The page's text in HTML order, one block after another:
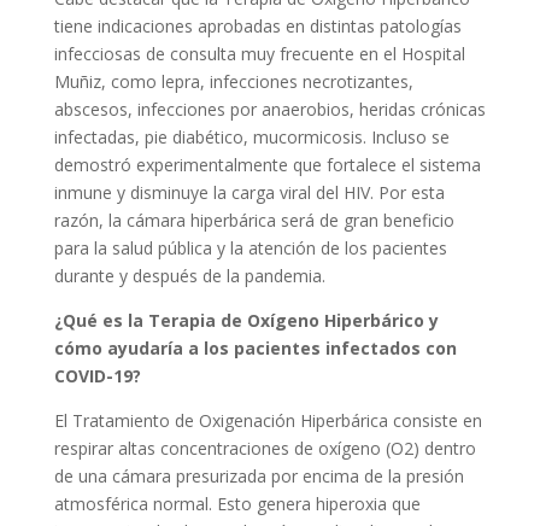
tiene indicaciones aprobadas en distintas patologías
infecciosas de consulta muy frecuente en el Hospital
Muñiz, como lepra, infecciones necrotizantes,
abscesos, infecciones por anaerobios, heridas crónicas
infectadas, pie diabético, mucormicosis. Incluso se
demostró experimentalmente que fortalece el sistema
inmune y disminuye la carga viral del HIV. Por esta
razón, la cámara hiperbárica será de gran beneficio
para la salud pública y la atención de los pacientes
durante y después de la pandemia.
¿Qué es la Terapia de Oxígeno Hiperbárico y
cómo ayudaría a los pacientes infectados con
COVID-19?
El Tratamiento de Oxigenación Hiperbárica consiste en
respirar altas concentraciones de oxígeno (O2) dentro
de una cámara presurizada por encima de la presión
atmosférica normal. Esto genera hiperoxia que